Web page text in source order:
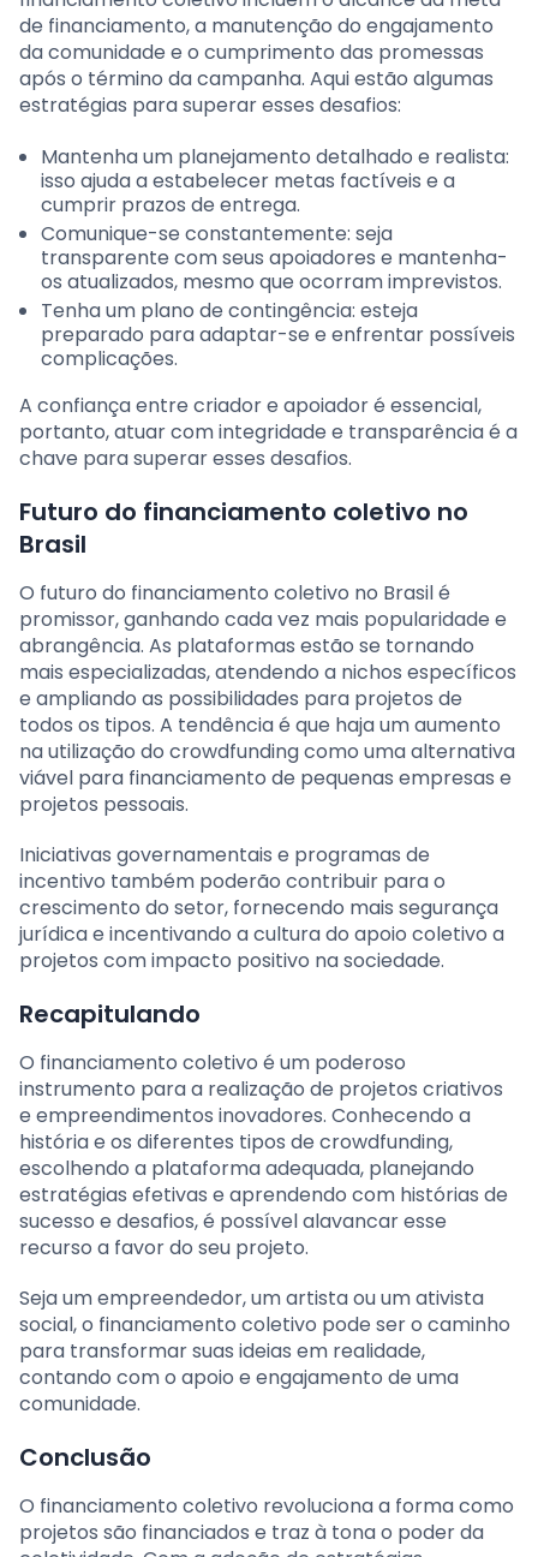
de financiamento, a manutenção do engajamento
da comunidade e o cumprimento das promessas
após o término da campanha. Aqui estão algumas
estratégias para superar esses desafios:
Mantenha um planejamento detalhado e realista:
isso ajuda a estabelecer metas factíveis e a
cumprir prazos de entrega.
Comunique-se constantemente: seja
transparente com seus apoiadores e mantenha-
os atualizados, mesmo que ocorram imprevistos.
Tenha um plano de contingência: esteja
preparado para adaptar-se e enfrentar possíveis
complicações.
A confiança entre criador e apoiador é essencial,
portanto, atuar com integridade e transparência é a
chave para superar esses desafios.
Futuro do financiamento coletivo no
Brasil
O futuro do financiamento coletivo no Brasil é
promissor, ganhando cada vez mais popularidade e
abrangência. As plataformas estão se tornando
mais especializadas, atendendo a nichos específicos
e ampliando as possibilidades para projetos de
todos os tipos. A tendência é que haja um aumento
na utilização do crowdfunding como uma alternativa
viável para financiamento de pequenas empresas e
projetos pessoais.
Iniciativas governamentais e programas de
incentivo também poderão contribuir para o
crescimento do setor, fornecendo mais segurança
jurídica e incentivando a cultura do apoio coletivo a
projetos com impacto positivo na sociedade.
Recapitulando
O financiamento coletivo é um poderoso
instrumento para a realização de projetos criativos
e empreendimentos inovadores. Conhecendo a
história e os diferentes tipos de crowdfunding,
escolhendo a plataforma adequada, planejando
estratégias efetivas e aprendendo com histórias de
sucesso e desafios, é possível alavancar esse
recurso a favor do seu projeto.
Seja um empreendedor, um artista ou um ativista
social, o financiamento coletivo pode ser o caminho
para transformar suas ideias em realidade,
contando com o apoio e engajamento de uma
comunidade.
Conclusão
O financiamento coletivo revoluciona a forma como
projetos são financiados e traz à tona o poder da